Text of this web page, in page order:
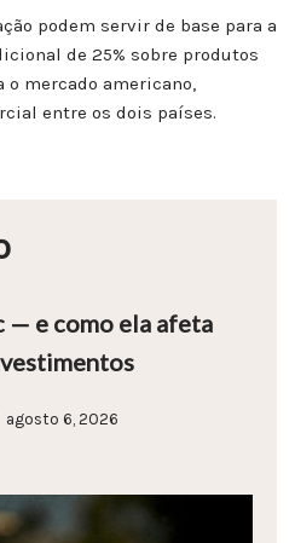
podem servir de base para a
de 25% sobre produtos
mercado americano,
entre os dois países.
— e como ela afeta
agosto 6, 2026